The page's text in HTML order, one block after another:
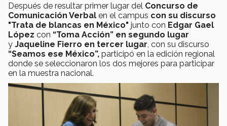
Después de resultar primer lugar del Concurso de
Comunicación Verbal en el campus con su discurso
"Trata de blancas en México" junto con Edgar Gael
López con “Toma Acción” en segundo lugar
y Jaqueline Fierro en tercer lugar , con su discurso
“Seamos ese México”, participó en la edición regional
donde se seleccionaron los dos mejores para participar
en la muestra nacional.